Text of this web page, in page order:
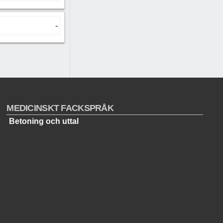
-
MEDICINSKT FACKSPRÅK
Betoning och uttal